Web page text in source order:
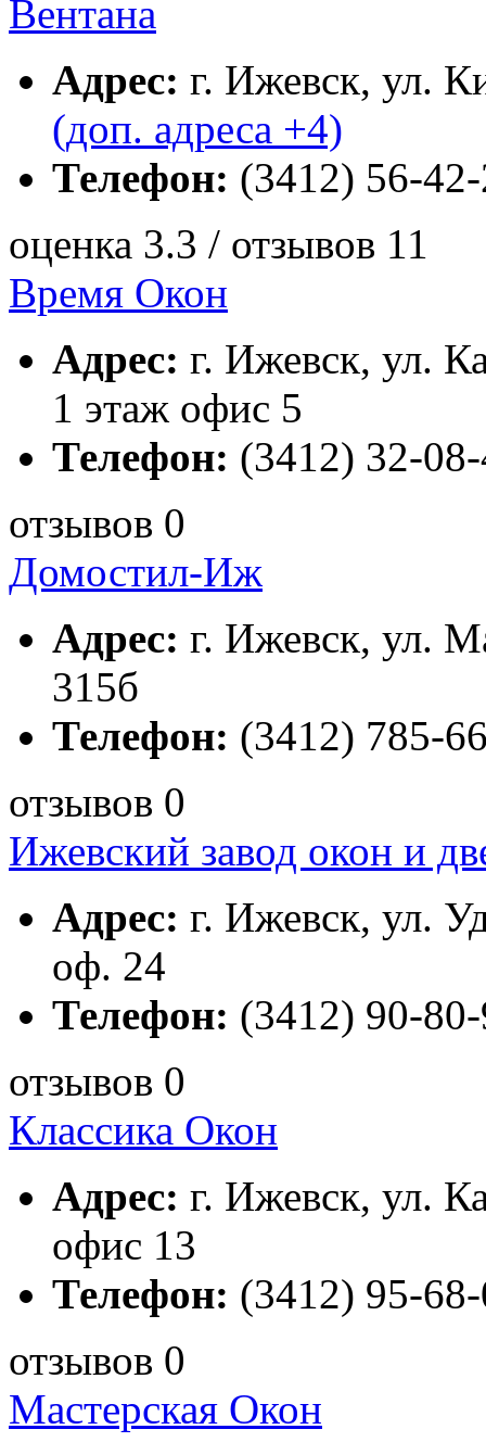
Вентана
Адрес: г. Ижевск, ул.
(доп. адреса +4)
Телефон: (3412) 56-
оценка 3.3 / отзывов 11
Время Окон
Адрес: г. Ижевск, ул.
1 этаж офис 5
Телефон: (3412) 32-
отзывов 0
Домостил-Иж
Адрес: г. Ижевск, ул.
315б
Телефон: (3412) 785-
отзывов 0
Ижевский завод окон и
Адрес: г. Ижевск, ул.
оф. 24
Телефон: (3412) 90-
отзывов 0
Классика Окон
Адрес: г. Ижевск, ул.
офис 13
Телефон: (3412) 95-
отзывов 0
Мастерская Окон